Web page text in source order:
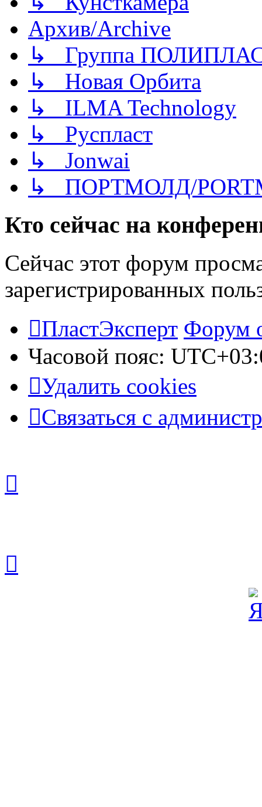
Архив/Archive
↳ Группа
↳ Новая Орбита
↳ ILMA Technology
↳ Руспласт
↳ Jonwai
↳ ПОРТМОЛД/
Кто сейчас на
Сейчас этот форум
зарегистрированных
ПластЭксперт Форум
Часовой пояс:
Удалить cookies
Связаться с